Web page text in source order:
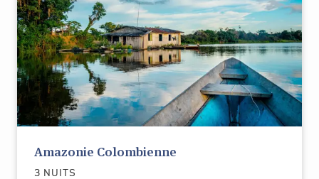
Amazonie Colombienne
3 NUITS